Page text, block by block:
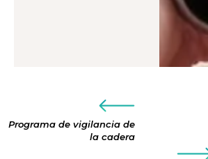
Programa de vigilancia de
la cadera